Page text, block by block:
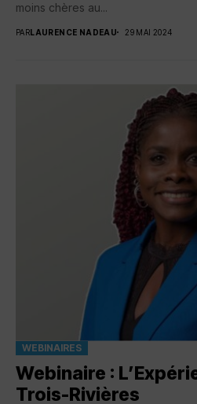
moins chères au...
PARLAURENCE NADEAU 29 MAI 2024
WEBINAIRES
Webinaire :
Trois-Rivières